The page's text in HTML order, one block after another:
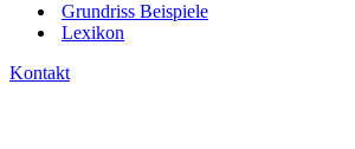
Grundriss Beispiele
Lexikon
Kontakt